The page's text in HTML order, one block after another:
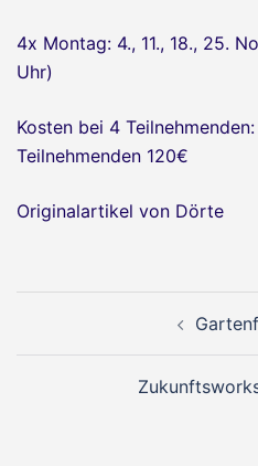
4x Montag: 4., 11., 18., 25.
Uhr)
Kosten bei 4
Teilnehmenden 120€
Originalartikel von Dörte